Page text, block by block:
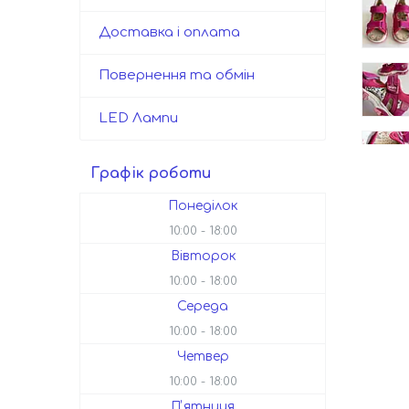
Доставка і оплата
Повернення та обмін
LED Лампи
Графік роботи
Понеділок
10:00 18:00
Вівторок
10:00 18:00
Середа
10:00 18:00
Четвер
10:00 18:00